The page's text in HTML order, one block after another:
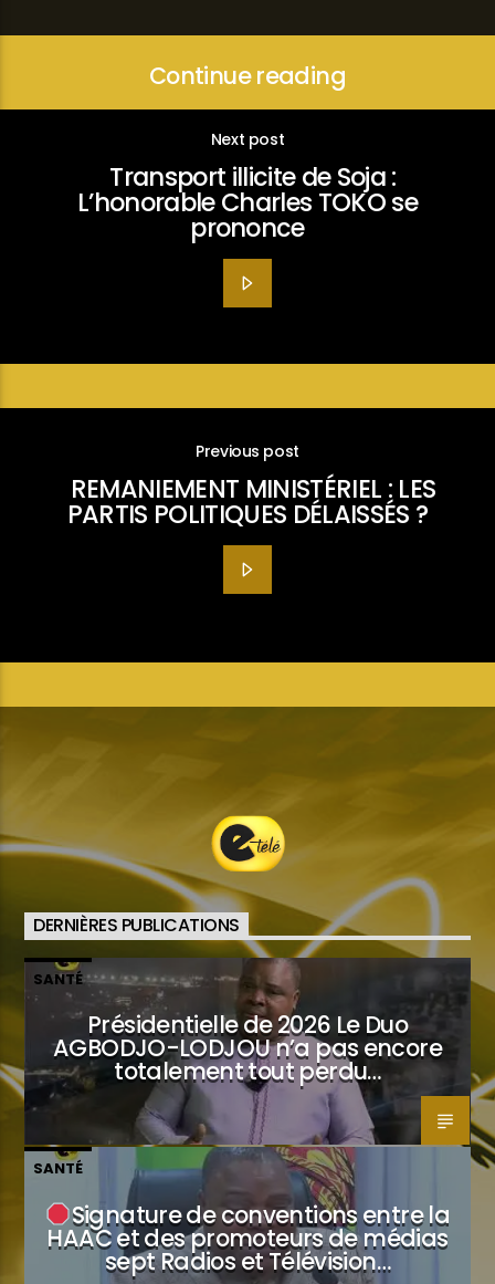
Continue reading
Next post
Transport illicite de Soja :
L’honorable Charles TOKO se
prononce
Previous post
REMANIEMENT MINISTÉRIEL : LES
PARTIS POLITIQUES DÉLAISSÉS ?
DERNIÈRES PUBLICATIONS
SANTÉ
Présidentielle de 2026 Le Duo
AGBODJO-LODJOU n’a pas encore
totalement tout perdu…
SANTÉ
Signature de conventions entre la
HAAC et des promoteurs de médias
sept Radios et Télévision…